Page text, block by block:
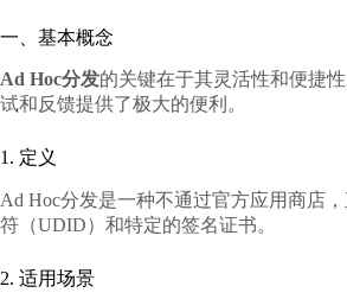
一、基本概念
Ad Hoc分发的关键在于其灵活性和便捷
试和反馈提供了极大的便利。
1. 定义
Ad Hoc分发是一种不通过官方应用商店
符（UDID）和特定的签名证书。
2. 适用场景